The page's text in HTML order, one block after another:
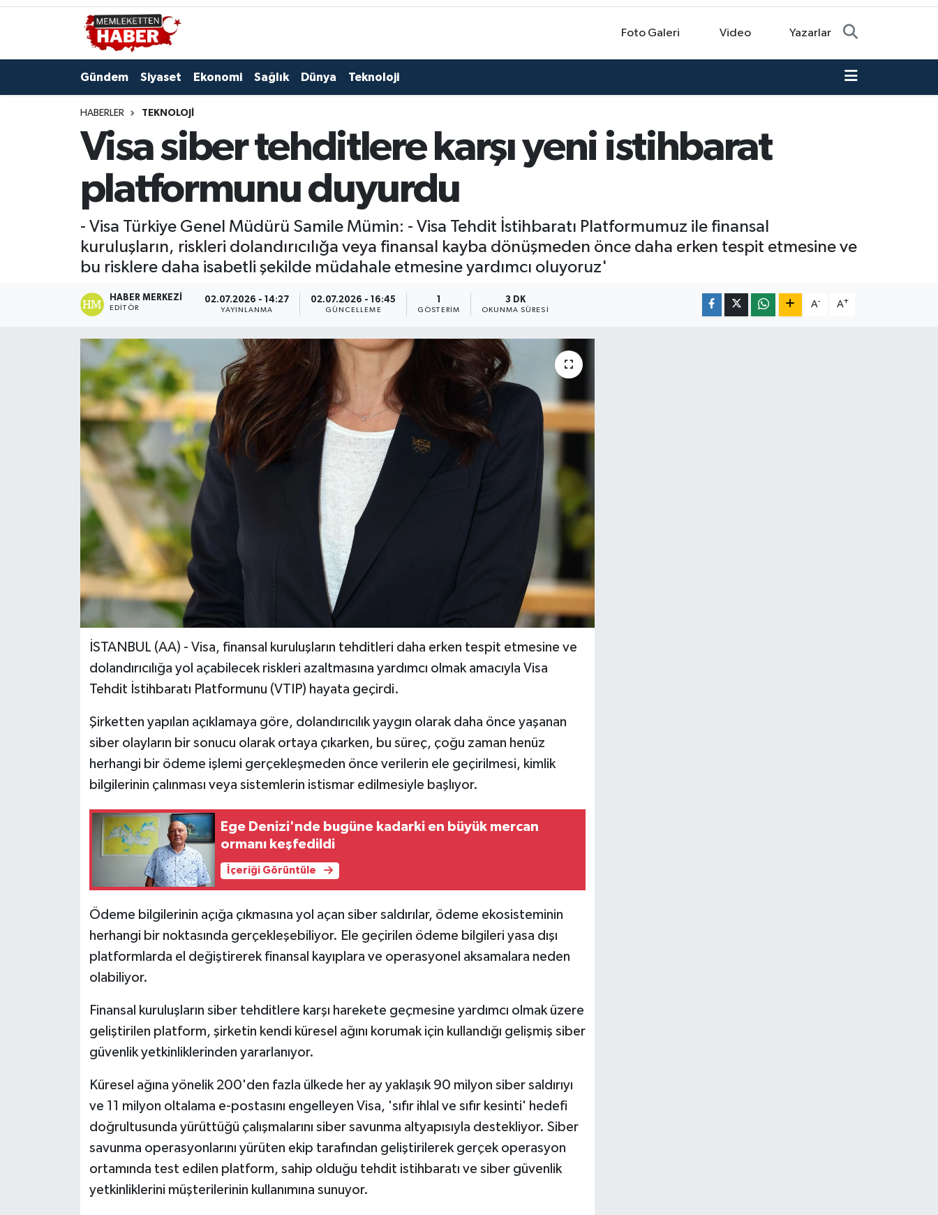
Foto Galeri Video Yazarlar
Gündem Siyaset Ekonomi Sağlık Dünya Teknoloji
HABERLER TEKNOLOJI
Visa siber tehditlere karşı yeni istihbarat
platformunu duyurdu
- Visa Türkiye Genel Müdürü Samile Mümin: - Visa Tehdit İstihbaratı Platformumuz ile finansal
kuruluşların, riskleri dolandırıcılığa veya finansal kayba dönüşmeden önce daha erken tespit etmesine ve
bu risklere daha isabetli şekilde müdahale etmesine yardımcı oluyoruz'
HABER MERKEZI
EDITÖR
02.07.2026 - 14:27
YAYINLANMA
02.07.2026 - 16:45
GÜNCELLEME
1
GÖSTERIM
3 DK
OKUNMA SÜRESI
A- A+
İSTANBUL (AA) - Visa, finansal kuruluşların tehditleri daha erken tespit etmesine ve
dolandırıcılığa yol açabilecek riskleri azaltmasına yardımcı olmak amacıyla Visa
Tehdit İstihbaratı Platformunu (VTIP) hayata geçirdi.
Şirketten yapılan açıklamaya göre, dolandırıcılık yaygın olarak daha önce yaşanan
siber olayların bir sonucu olarak ortaya çıkarken, bu süreç, çoğu zaman henüz
herhangi bir ödeme işlemi gerçekleşmeden önce verilerin ele geçirilmesi, kimlik
bilgilerinin çalınması veya sistemlerin istismar edilmesiyle başlıyor.
Ege Denizi'nde bugüne kadarki en büyük mercan
ormanı keşfedildi
İçeriği Görüntüle
Ödeme bilgilerinin açığa çıkmasına yol açan siber saldırılar, ödeme ekosisteminin
herhangi bir noktasında gerçekleşebiliyor. Ele geçirilen ödeme bilgileri yasa dışı
platformlarda el değiştirerek finansal kayıplara ve operasyonel aksamalara neden
olabiliyor.
Finansal kuruluşların siber tehditlere karşı harekete geçmesine yardımcı olmak üzere
geliştirilen platform, şirketin kendi küresel ağını korumak için kullandığı gelişmiş siber
güvenlik yetkinliklerinden yararlanıyor.
Küresel ağına yönelik 200'den fazla ülkede her ay yaklaşık 90 milyon siber saldırıyı
ve 11 milyon oltalama e-postasını engelleyen Visa, 'sıfır ihlal ve sıfır kesinti' hedefi
doğrultusunda yürüttüğü çalışmalarını siber savunma altyapısıyla destekliyor. Siber
savunma operasyonlarını yürüten ekip tarafından geliştirilerek gerçek operasyon
ortamında test edilen platform, sahip olduğu tehdit istihbaratı ve siber güvenlik
yetkinliklerini müşterilerinin kullanımına sunuyor.